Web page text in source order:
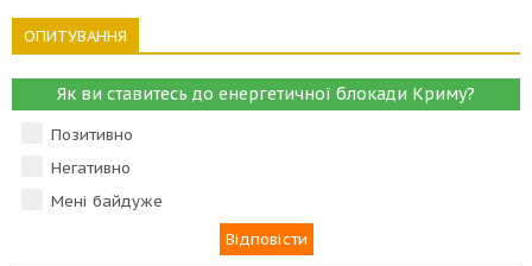
ОПИТУВАННЯ
Як ви ставитесь до енергетичної блокади Криму?
Позитивно
Негативно
Мені байдуже